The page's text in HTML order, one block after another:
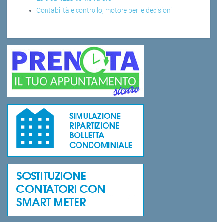
Contabilità e controllo, motore per le decisioni